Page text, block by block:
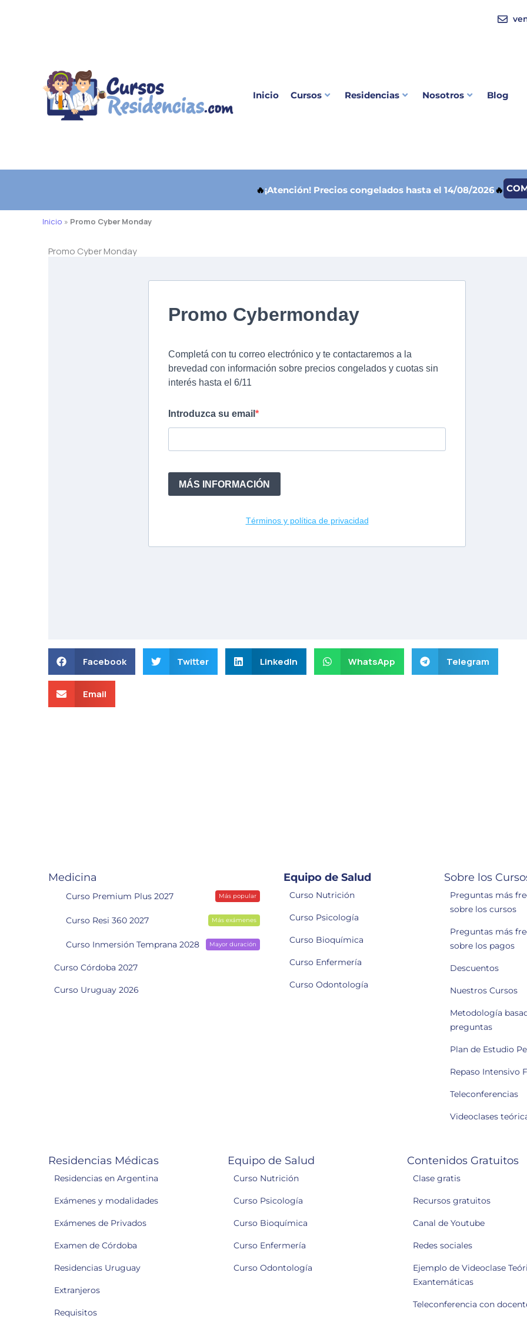
Inicio Cursos Residencias Nosotros Blog
🔥¡Atención! Precios congelados hasta el 14/08/2026🔥
Inicio » Promo Cyber Monday
Promo Cyber Monday
Facebook Twitter LinkedIn WhatsApp Telegram
Email
Medicina
Curso Premium Plus 2027 Más popular
Curso Resi 360 2027 Más exámenes
Curso Inmersión Temprana 2028 Mayor duración
Curso Córdoba 2027
Curso Uruguay 2026
Equipo de Salud
Curso Nutrición
Curso Psicología
Curso Bioquímica
Curso Enfermería
Curso Odontología
Sobre los
Preguntas más
sobre los cursos
Preguntas más
sobre los pagos
Descuentos
Nuestros Cursos
Metodología
preguntas
Plan de Estudio
Repaso Intensivo
Teleconferencias
Videoclases
Residencias Médicas
Residencias en Argentina
Exámenes y modalidades
Exámenes de Privados
Examen de Córdoba
Residencias Uruguay
Extranjeros
Requisitos
Equipo de Salud
Curso Nutrición
Curso Psicología
Curso Bioquímica
Curso Enfermería
Curso Odontología
Contenidos Gratuitos
Clase gratis
Recursos gratuitos
Canal de Youtube
Redes sociales
Ejemplo de Videoclase
Exantemáticas
Teleconferencia con